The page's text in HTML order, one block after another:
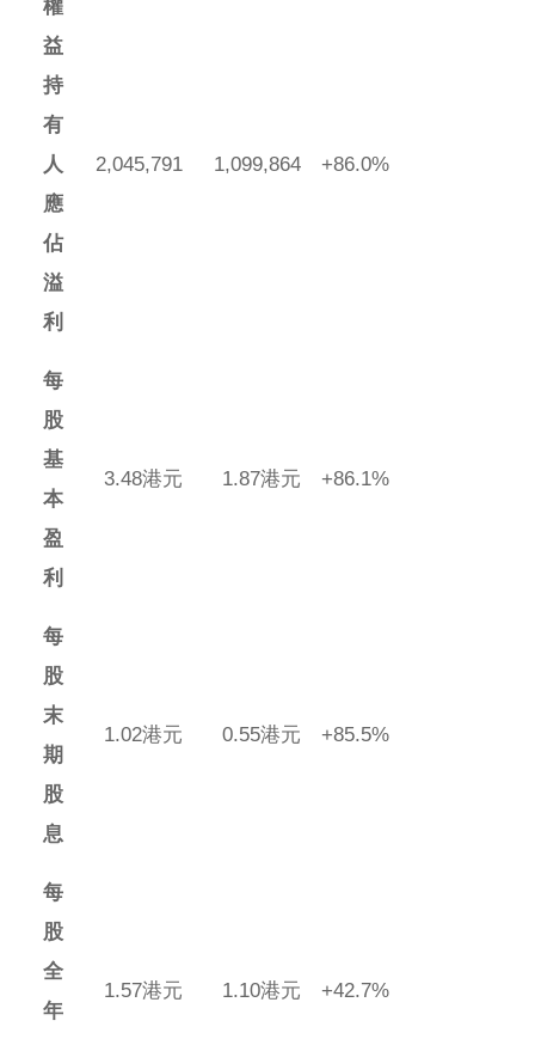
權
益
持
有
人
應
佔
溢
利
2,045,791 1,099,864 +86.0%
每
股
基
本
盈
利
3.48港元 1.87港元 +86.1%
每
股
末
期
股
息
1.02港元 0.55港元 +85.5%
每
股
全
年
1.57港元 1.10港元 +42.7%